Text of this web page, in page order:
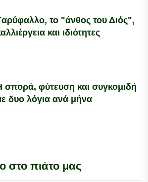
το "άνθος του Διός",
και ιδιότητες
σπορά, φύτευση και συγκομιδή
δυο λόγια ανά μήνα
στο πιάτο μας